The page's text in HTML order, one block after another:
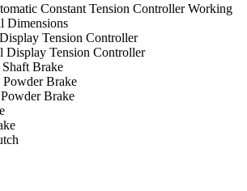
Constant Tension Controller Working
Dimensions
Tension Controller
Display Tension Controller
Brake
Brake
Brake